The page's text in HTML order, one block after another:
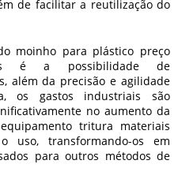
de facilitar a reutilização do
moinho para plástico preço
é a possibilidade de
além da precisão e agilidade
os gastos industriais são
no aumento da
tritura materiais
transformando-os em
para outros métodos de